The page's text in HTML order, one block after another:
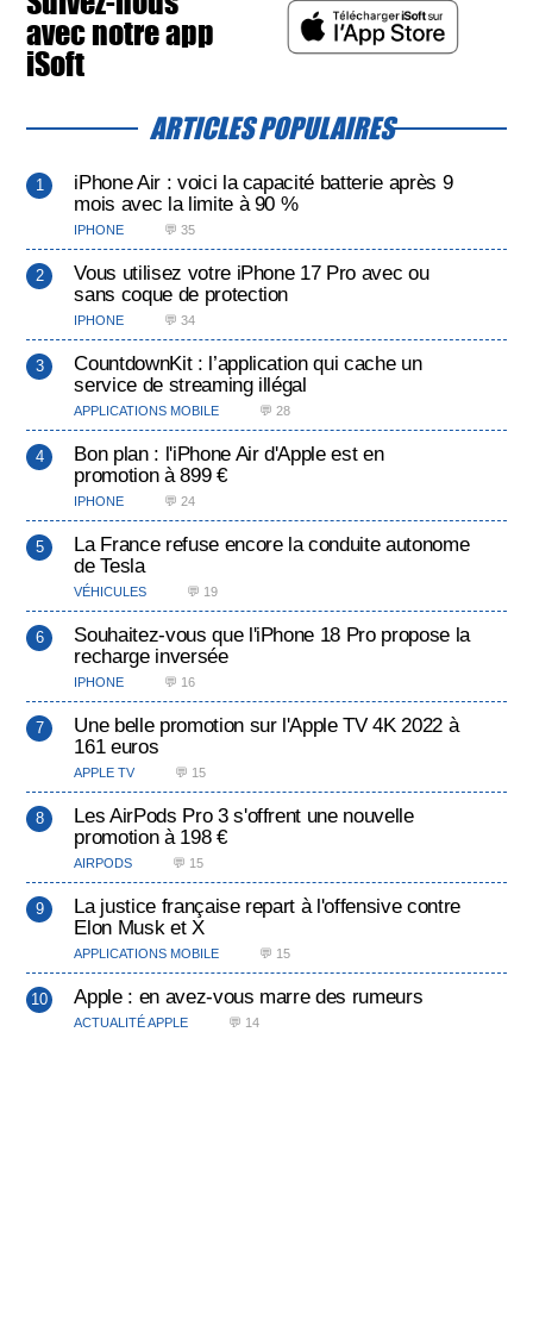
avec notre app
iSoft
ARTICLES POPULAIRES
iPhone Air : voici la capacité batterie après 9
mois avec la limite à 90 %
IPHONE 💬 35
Vous utilisez votre iPhone 17 Pro avec ou
sans coque de protection
IPHONE 💬 34
CountdownKit : l’application qui cache un
service de streaming illégal
APPLICATIONS MOBILE 💬 28
Bon plan : l'iPhone Air d'Apple est en
promotion à 899 €
IPHONE 💬 24
La France refuse encore la conduite autonome
de Tesla
VÉHICULES 💬 19
Souhaitez-vous que l'iPhone 18 Pro propose la
recharge inversée
IPHONE 💬 16
Une belle promotion sur l'Apple TV 4K 2022 à
161 euros
APPLE TV 💬 15
Les AirPods Pro 3 s'offrent une nouvelle
promotion à 198 €
AIRPODS 💬 15
La justice française repart à l'offensive contre
Elon Musk et X
APPLICATIONS MOBILE 💬 15
Apple : en avez-vous marre des rumeurs
ACTUALITÉ APPLE 💬 14